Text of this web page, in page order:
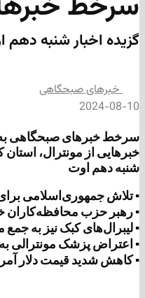
گزیده‌ اخبار شنبه دهم اوت ۲۰۲۴ به انتخاب
‌خبرهای صبحگاهی
2024-08-10
سرخط خبرهای صبحگاهی به
خبرهایی از مونترال، استان
شنبه دهم اوت
▪ تلاش جمهوری‌اسلامی برای
▪ رهبر حزب محافظه‌کاران خواستار اعمال
▪ لیبرال‌های کبک نیز به
▪ اعتراض پزشک مونترالی
▪ کاهش شدید قیمت دلار